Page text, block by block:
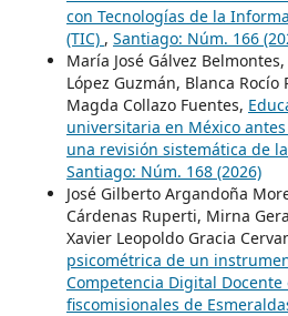
con Tecnologías de la
(TIC) , Santiago: Núm. 166
María José Gálvez
López Guzmán, Blanca
Magda Collazo Fuentes,
universitaria en México
una revisión sistemática de
Santiago: Núm. 168 (2026)
José Gilberto Argandoña
Cárdenas Ruperti, Mirna
Xavier Leopoldo Gracia
psicométrica de un
Competencia Digital
fiscomisionales de